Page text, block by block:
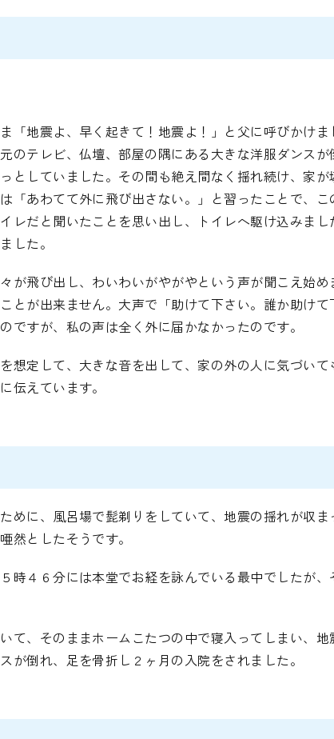
「地震よ、早く起きて！地震よ！」と父に呼びかけま
のテレビ、仏壇、部屋の隅にある大きな洋服ダンス
としていました。その間も絶え間なく揺れ続け、家が
「あわてて外に飛び出さない。」と習ったことで、こ
レだと聞いたことを思い出し、トイレへ駆け込みま
した。
が飛び出し、わいわいがやがやという声が聞こえ始
とが出来ません。大声で「助けて下さい。誰か助け
ですが、私の声は全く外に届かなかったのです。
想定して、大きな音を出して、家の外の人に気づい
伝えています。
めに、風呂場で髭剃りをしていて、地震の揺れが収
然としたそうです。
時４６分には本堂でお経を詠んでいる最中でしたが
て、そのままホームこたつの中で寝入ってしまい、
が倒れ、足を骨折し２ヶ月の入院をされました。